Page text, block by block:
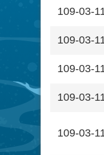
109-03-
109-03-
109-03-
109-03-
109-03-